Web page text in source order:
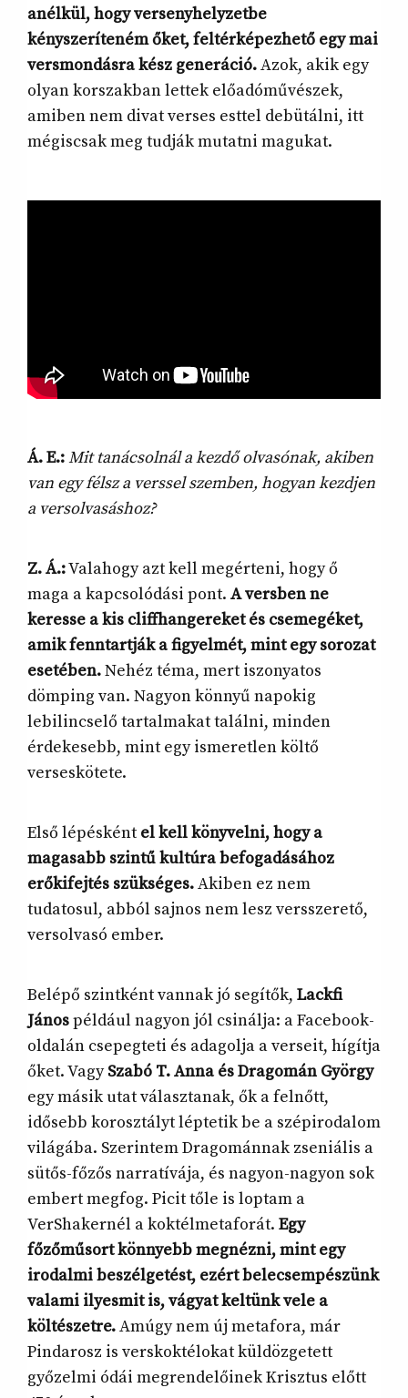
anélkül, hogy versenyhelyzetbe
kényszeríteném őket, feltérképezhető egy mai
versmondásra kész generáció.Azok, akik egy
olyan korszakban lettek előadóművészek,
amiben nem divat verses esttel debütálni, itt
mégiscsak meg tudják mutatni magukat.
Á. E.:Mit tanácsolnál a kezdő olvasónak, akiben
van egy félsz a verssel szemben, hogyan kezdjen
a versolvasáshoz?
Z. Á.:Valahogy azt kell megérteni, hogy ő
maga a kapcsolódási pont. A versben ne
keresse a kis cliffhangereket és csemegéket,
amik fenntartják a figyelmét, mint egy sorozat
esetében.Nehéz téma, mert iszonyatos
dömping van. Nagyon könnyű napokig
lebilincselő tartalmakat találni, minden
érdekesebb, mint egy ismeretlen költő
verseskötete.
Első lépésként el kell könyvelni, hogy a
magasabb szintű kultúra befogadásához
erőkifejtés szükséges.Akiben ez nem
tudatosul, abból sajnos nem lesz versszerető,
versolvasó ember.
Belépő szintként vannak jó segítők, Lackfi
Jánospéldául nagyon jól csinálja: a Facebook-
oldalán csepegteti és adagolja a verseit, hígítja
őket. VagySzabó T. Anna és Dragomán György
egy másik utat választanak, ők a felnőtt,
idősebb korosztályt léptetik be a szépirodalom
világába. Szerintem Dragománnak zseniális a
sütős-főzős narratívája, és nagyon-nagyon sok
embert megfog. Picit tőle is loptam a
VerShakernél a koktélmetaforát. Egy
főzőműsort könnyebb megnézni, mint egy
irodalmi beszélgetést, ezért belecsempészünk
valami ilyesmit is, vágyat keltünk vele a
költészetre.Amúgy nem új metafora, már
Pindarosz is verskoktélokat küldözgetett
győzelmi ódái megrendelőinek Krisztus előtt